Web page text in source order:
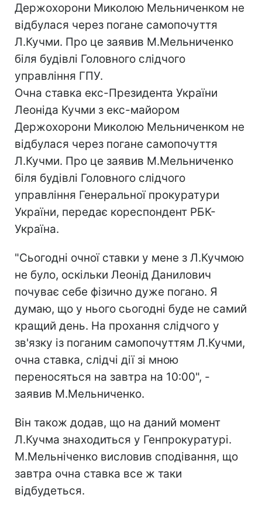
Держохорони Миколою Мельниченком не
відбулася через погане самопочуття
Л.Кучми. Про це заявив М.Мельниченко
біля будівлі Головного слідчого
управління ГПУ.
Очна ставка екс-Президента України
Леоніда Кучми з екс-майором
Держохорони Миколою Мельниченком не
відбулася через погане самопочуття
Л.Кучми. Про це заявив М.Мельниченко
біля будівлі Головного слідчого
управління Генеральної прокуратури
України, передає кореспондент РБК-
Україна.
"Сьогодні очної ставки у мене з Л.Кучмою
не було, оскільки Леонід Данилович
почуває себе фізично дуже погано. Я
думаю, що у нього сьогодні буде не самий
кращий день. На прохання слідчого у
зв'язку із поганим самопочуттям Л.Кучми,
очна ставка, слідчі дії зі мною
переносяться на завтра на 10:00", -
заявив М.Мельниченко.
Він також додав, що на даний момент
Л.Кучма знаходиться у Генпрокуратурі.
М.Мельніченко висловив сподівання, що
завтра очна ставка все ж таки
відбудеться.